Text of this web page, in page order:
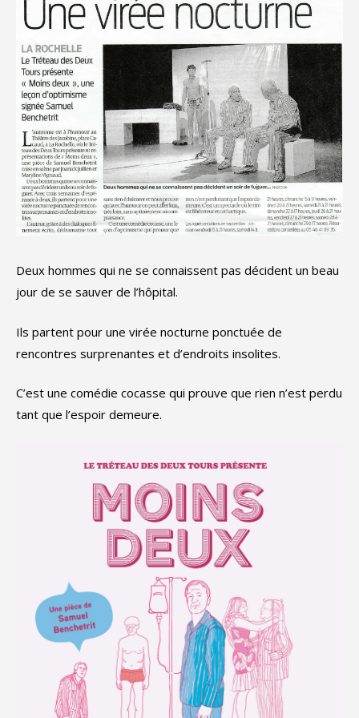
Deux hommes qui ne se connaissent pas décident un beau
jour de se sauver de l’hôpital.
Ils partent pour une virée nocturne ponctuée de
rencontres surprenantes et d’endroits insolites.
C’est une comédie cocasse qui prouve que rien n’est perdu
tant que l’espoir demeure.